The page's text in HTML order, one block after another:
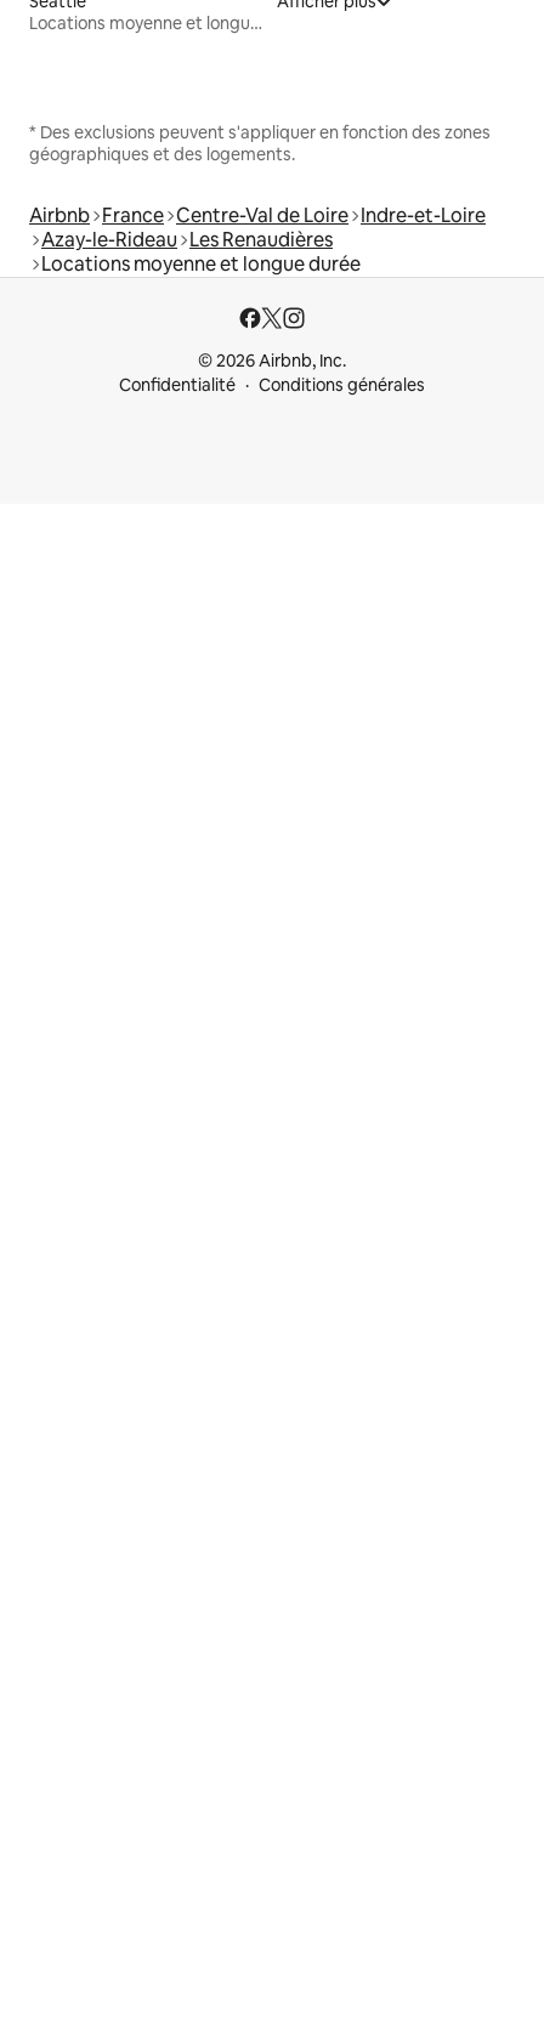
Locations moyenne et longue durée
* Des exclusions peuvent s'appliquer en fonction des zones
géographiques et des logements.
Airbnb France Centre-Val de Loire Indre-et-Loire
Azay-le-Rideau Les Renaudières
Locations moyenne et longue durée
© 2026 Airbnb, Inc.
Confidentialité
Conditions générales